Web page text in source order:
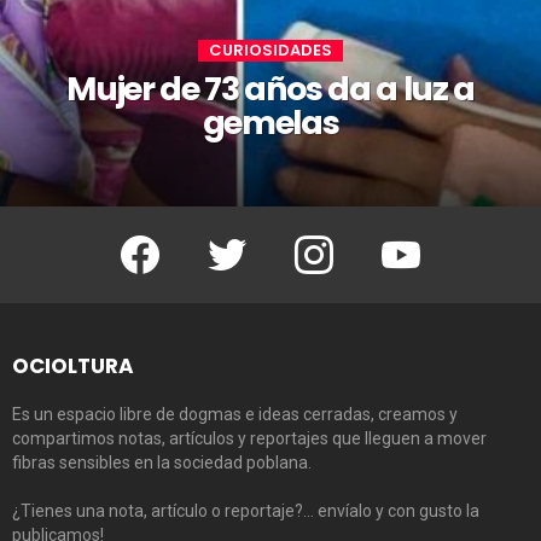
CURIOSIDADES
Mujer de 73 años da a luz a
gemelas
Facebook Twitter Instagram Youtube
OCIOLTURA
Es un espacio libre de dogmas e ideas cerradas, creamos y
compartimos notas, artículos y reportajes que lleguen a mover
fibras sensibles en la sociedad poblana.
¿Tienes una nota, artículo o reportaje?… envíalo y con gusto la
publicamos!